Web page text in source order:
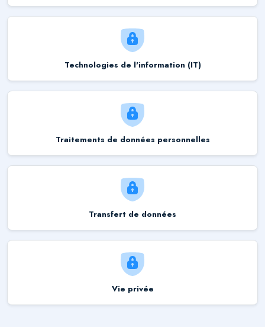
Technologies de l'information (IT)
Traitements de données personnelles
Transfert de données
Vie privée